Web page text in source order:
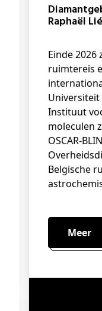
Diamantgebaseerde kwantumsensor UHasselt mee met Belgisch astronaut
Raphaël
Einde 2026 zal de Belgische ESA-astronaut Raphaël Liégeois tijdens zijn eerste
ruimtereis
Universiteit
Instituut
moleculen
OSCAR-
Belgische
Meer